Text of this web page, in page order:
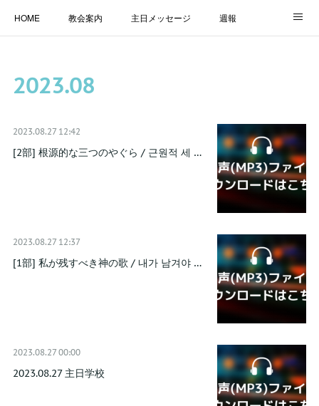
HOME 教会案内 主日メッセージ 週報
LINK
2023.08
2023.08.27 12:42
[2部] 根源的な三つのやぐら / 근원적 세 …
2023.08.27 12:37
[1部] 私が残すべき神の歌 / 내가 남겨야 …
2023.08.27 00:00
2023.08.27 主日学校